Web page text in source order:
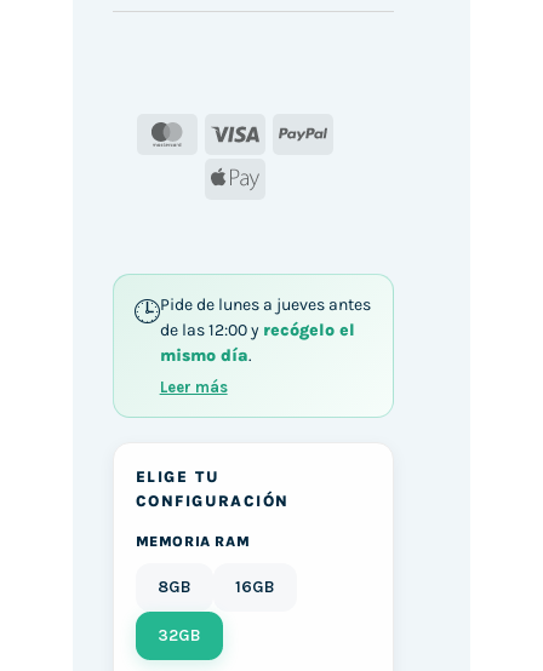
MasterCard
Visa
PayPal
Apple
Pide de lunes a jueves antes
de las 12:00 y recógelo el
mismo día.
Leer más
ELIGE TU
CONFIGURACIÓN
MEMORIA RAM
8GB 16GB
32GB